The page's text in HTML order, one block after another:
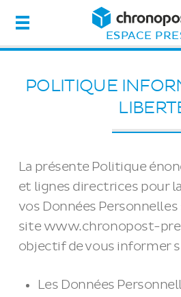
ESPACE
POLITIQUE
La présente Politique
et lignes directrices pour
vos Données Personnelles
site www.chronopost-
objectif de vous informer
Les Données